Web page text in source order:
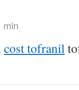
min
cost tofranil